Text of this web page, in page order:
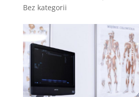
Bez kategorii